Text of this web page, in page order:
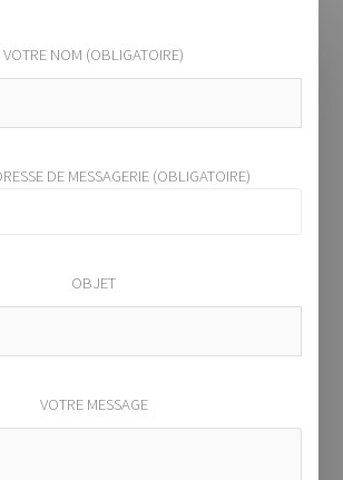
VOTRE NOM (OBLIGATOIRE)
DE MESSAGERIE (OBLIGATOIRE)
OBJET
VOTRE MESSAGE